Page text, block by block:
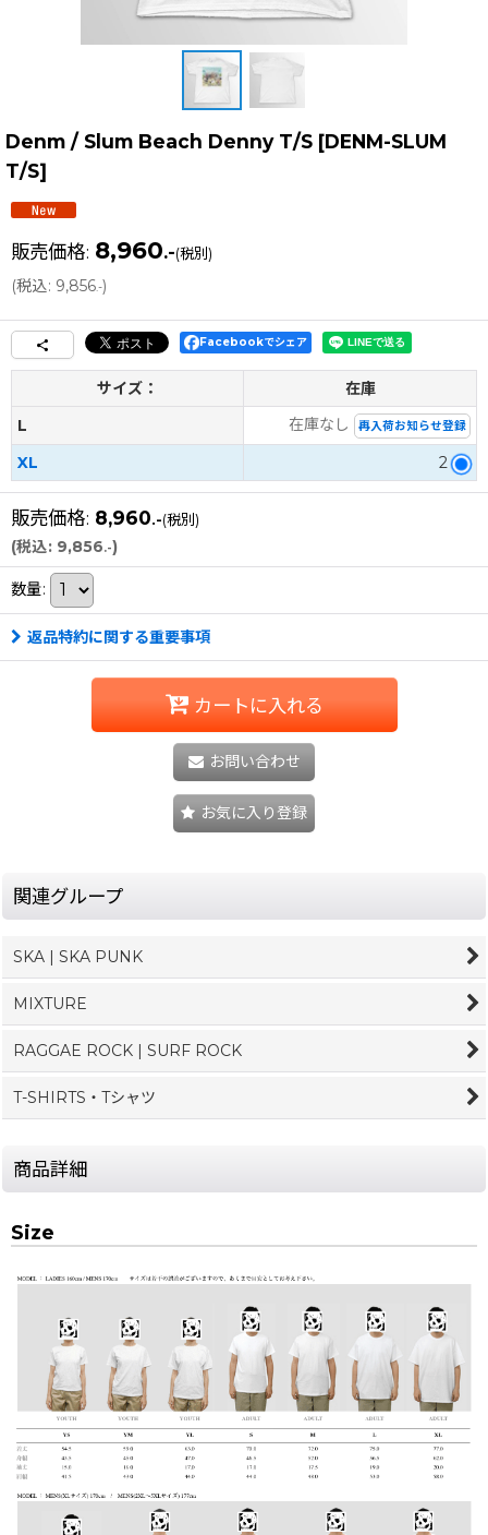
Denm / Slum Beach Denny T/S [DENM-SLUM
T/S]
販売価格: 8,960.-(税別)
(税込: 9,856.-)
Facebookでシェア
サイズ：
在庫
L
在庫なし 再入荷お知らせ登録
XL 2
販売価格: 8,960.-(税別)
(税込: 9,856.-)
数量:
返品特約に関する重要事項
カートに入れる
お問い合わせ
お気に入り登録
関連グループ
SKA | SKA PUNK
MIXTURE
RAGGAE ROCK | SURF ROCK
T-SHIRTS・Tシャツ
商品詳細
Size